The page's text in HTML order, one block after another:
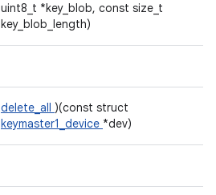
uint8_t *key_blob, const size_t
key_blob_length)
delete_all )(const struct
keymaster1_device *dev)